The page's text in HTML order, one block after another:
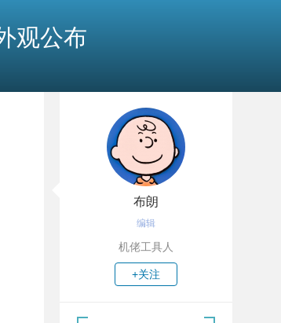
观公布
布朗
编辑
机佬工具人
+关注